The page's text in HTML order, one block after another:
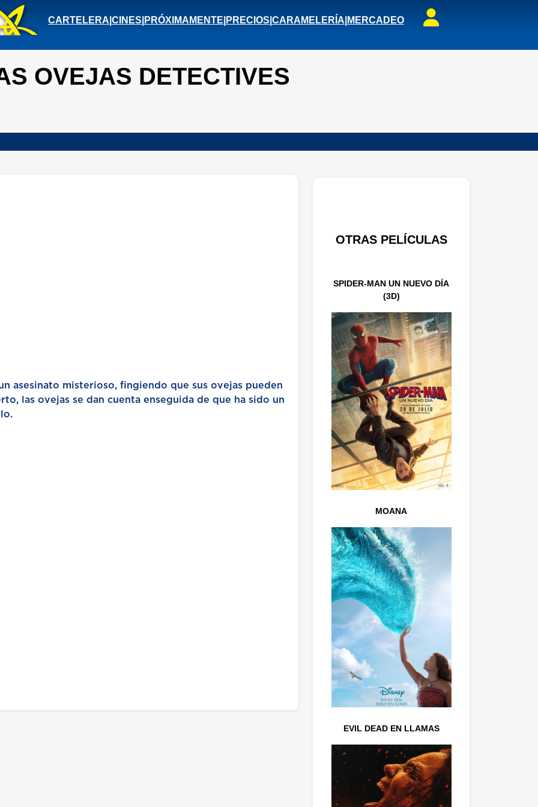
CARTELERA CINES PRÓXIMAMENTE PRECIOS CARAMELERÍA MERCADEO
OVEJAS DETECTIVES
asesinato misterioso, fingiendo que sus ovejas pueden
las ovejas se dan cuenta enseguida de que ha sido un
OTRAS PELÍCULAS
SPIDER-MAN UN NUEVO DÍA
(3D)
MOANA
EVIL DEAD EN LLAMAS